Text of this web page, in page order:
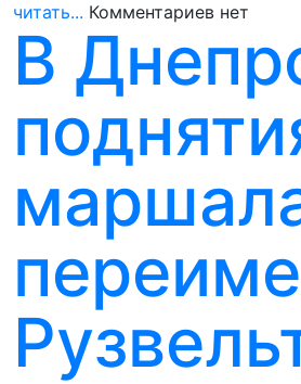
читать... Комментариев нет
В